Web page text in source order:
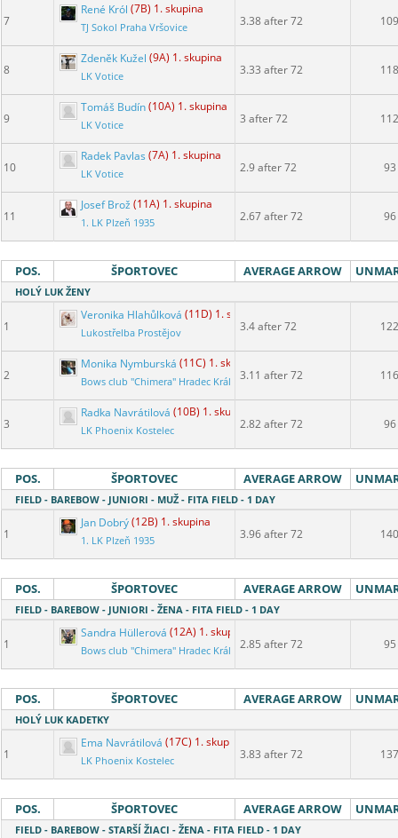
7
René Król (7B) 1. skupina
TJ Sokol Praha Vršovice 3.38 after 72 109
8
Zdeněk Kužel (9A) 1. skupina
LK Votice 3.33 after 72 118
9
Tomáš Budín(10A) 1. skupina
LK Votice 3 after 72 112
10
Radek Pavlas (7A) 1. skupina
LK Votice 2.9 after 72 93
11
Josef Brož (11A) 1. skupina
1. LK Plzeň 1935 2.67 after 72 96
POS. ŠPORTOVEC AVERAGE ARROW
HOLÝ LUK ŽENY
1
Veronika Hlahůlková (11D) 1. skupina
Lukostřelba Prostějov 3.4 after 72 122
2
Monika Nymburská (11C) 1. skupina
Bows club "Chimera" Hradec Králové3.11 after 72 116
3
Radka Navrátilová (10B) 1. skupina
LK Phoenix Kostelec 2.82 after 72 96
POS. ŠPORTOVEC AVERAGE ARROW
FIELD - BAREBOW - JUNIORI - MUŽ - FITA FIELD - 1 DAY
1
Jan Dobrý(12B) 1. skupina
1. LK Plzeň 1935 3.96 after 72 140
POS. ŠPORTOVEC AVERAGE ARROW
FIELD - BAREBOW - JUNIORI - ŽENA - FITA FIELD - 1 DAY
1
Sandra Hüllerová (12A) 1. skupina
Bows club "Chimera" Hradec Králové2.85 after 72 95
POS. ŠPORTOVEC AVERAGE ARROW
HOLÝ LUK KADETKY
1
Ema Navrátilová (17C) 1. skupina
LK Phoenix Kostelec 3.83 after 72 137
POS. ŠPORTOVEC AVERAGE ARROW
FIELD - BAREBOW - STARŠÍ ŽIACI - ŽENA - FITA FIELD - 1 DAY